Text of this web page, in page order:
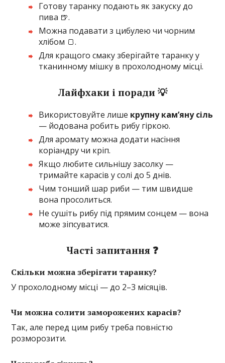
Готову таранку подають як закуску до
пива 🍺.
Можна подавати з цибулею чи чорним
хлібом 🍞.
Для кращого смаку зберігайте таранку у
тканинному мішку в прохолодному місці.
Лайфхаки і поради 💡
Використовуйте лише крупну кам’яну сіль
— йодована робить рибу гіркою.
Для аромату можна додати насіння
коріандру чи кріп.
Якщо любите сильнішу засолку —
тримайте карасів у солі до 5 днів.
Чим тонший шар риби — тим швидше
вона просолиться.
Не сушіть рибу під прямим сонцем — вона
може зіпсуватися.
Часті запитання ❓
Скільки можна зберігати таранку?
У прохолодному місці — до 2–3 місяців.
Чи можна солити заморожених карасів?
Так, але перед цим рибу треба повністю
розморозити.